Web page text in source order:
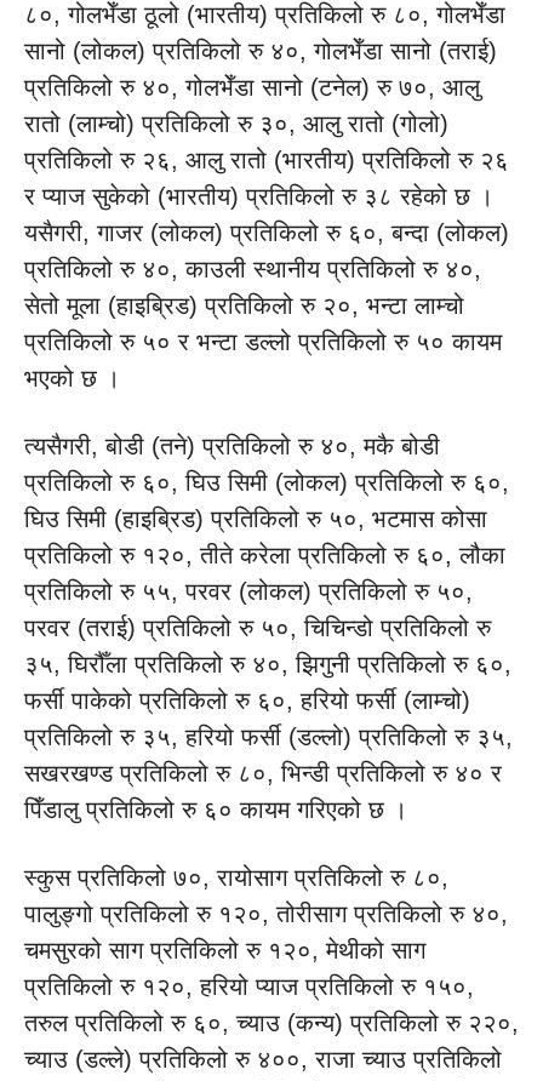
८०, गोलभेँडा ठूलो (भारतीय) प्रतिकिलो रु ८०, गोलभेँडा
सानो (लोकल) प्रतिकिलो रु ४०, गोलभेँडा सानो (तराई)
प्रतिकिलो रु ४०, गोलभेँडा सानो (टनेल) रु ७०, आलु
रातो (लाम्चो) प्रतिकिलो रु ३०, आलु रातो (गोलो)
प्रतिकिलो रु २६, आलु रातो (भारतीय) प्रतिकिलो रु २६
र प्याज सुकेको (भारतीय) प्रतिकिलो रु ३८ रहेको छ ।
यसैगरी, गाजर (लोकल) प्रतिकिलो रु ६०, बन्दा (लोकल)
प्रतिकिलो रु ४०, काउली स्थानीय प्रतिकिलो रु ४०,
सेतो मूला (हाइब्रिड) प्रतिकिलो रु २०, भन्टा लाम्चो
प्रतिकिलो रु ५० र भन्टा डल्लो प्रतिकिलो रु ५० कायम
भएको छ ।
त्यसैगरी, बोडी (तने) प्रतिकिलो रु ४०, मकै बोडी
प्रतिकिलो रु ६०, घिउ सिमी (लोकल) प्रतिकिलो रु ६०,
घिउ सिमी (हाइब्रिड) प्रतिकिलो रु ५०, भटमास कोसा
प्रतिकिलो रु १२०, तीते करेला प्रतिकिलो रु ६०, लौका
प्रतिकिलो रु ५५, परवर (लोकल) प्रतिकिलो रु ५०,
परवर (तराई) प्रतिकिलो रु ५०, चिचिन्डो प्रतिकिलो रु
३५, घिरौँला प्रतिकिलो रु ४०, झिगुनी प्रतिकिलो रु ६०,
फर्सी पाकेको प्रतिकिलो रु ६०, हरियो फर्सी (लाम्चो)
प्रतिकिलो रु ३५, हरियो फर्सी (डल्लो) प्रतिकिलो रु ३५,
सखरखण्ड प्रतिकिलो रु ८०, भिन्डी प्रतिकिलो रु ४० र
पिँडालु प्रतिकिलो रु ६० कायम गरिएको छ ।
स्कुस प्रतिकिलो ७०, रायोसाग प्रतिकिलो रु ८०,
पालुङ्गो प्रतिकिलो रु १२०, तोरीसाग प्रतिकिलो रु ४०,
चमसुरको साग प्रतिकिलो रु १२०, मेथीको साग
प्रतिकिलो रु १२०, हरियो प्याज प्रतिकिलो रु १५०,
तरुल प्रतिकिलो रु ६०, च्याउ (कन्य) प्रतिकिलो रु २२०,
च्याउ (डल्ले) प्रतिकिलो रु ४००, राजा च्याउ प्रतिकिलो